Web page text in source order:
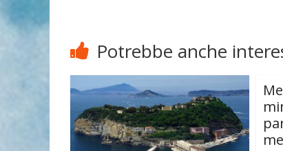
Potrebbe anche